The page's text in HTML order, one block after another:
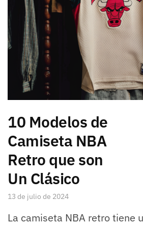
10 Modelos de
Camiseta NBA
Retro que son
Un Clásico
13 de julio de 2024
La camiseta NBA retro tiene